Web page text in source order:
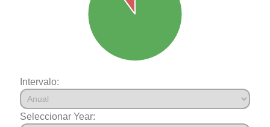
Intervalo:
Seleccionar Year: